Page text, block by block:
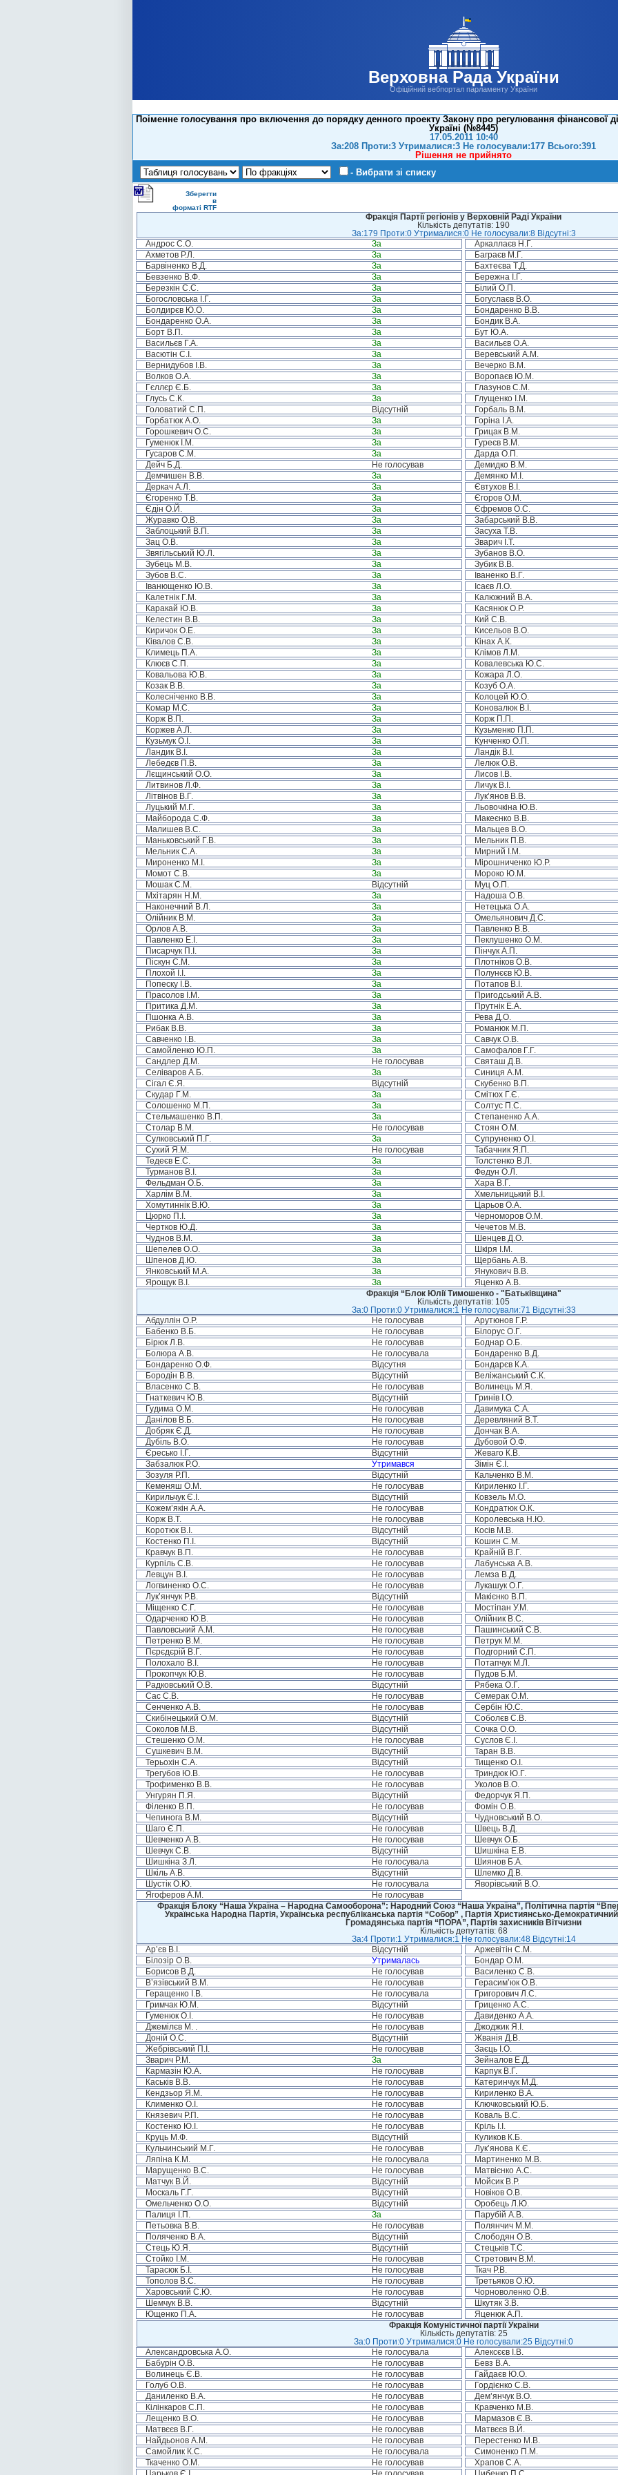
Верховна Рада України
Офіційний вебпортал парламенту України
Поіменне голосування про включення до порядку денного проекту Закону про регулювання фінансової
Україні (№8445)
17.05.2011 10:40
За:208 Проти:3 Утрималися:3 Не голосували:177 Всього:391
Рішення не прийнято
- Вибрати зі списку
Зберегти
в
форматі RTF
Фракція Партії регіонів у Верховній Раді України
Кількість депутатів: 190
За:179 Проти:0 Утрималися:0 Не голосували:8 Відсутні:3
Андрос С.О.
За Аркаллаєв Н.Г.
Ахметов Р.Л.
За Баграєв М.Г.
Барвіненко В.Д.
За Бахтеєва Т.Д.
Бевзенко В.Ф.
За Бережна І.Г.
Березкін С.С.
За Білий О.П.
Богословська І.Г.
За Богуслаєв В.О.
Болдирєв Ю.О.
За Бондаренко В.В.
Бондаренко О.А.
За Бондик В.А.
Борт В.П.
За Бут Ю.А.
Васильєв Г.А.
За Васильєв О.А.
Васютін С.І.
За Веревський А.М.
Вернидубов І.В.
За Вечерко В.М.
Волков О.А.
За Воропаєв Ю.М.
Гєллєр Є.Б.
За Глазунов С.М.
Глусь С.К.
За Глущенко І.М.
Головатий С.П.
Відсутній Горбаль В.М.
Горбатюк А.О.
За Горіна І.А.
Горошкевич О.С.
За Грицак В.М.
Гуменюк І.М.
За Гуреєв В.М.
Гусаров С.М.
За Дарда О.П.
Дейч Б.Д.
Не голосував Демидко В.М.
Демчишен В.В.
За Демянко М.І.
Деркач А.Л.
За Євтухов В.І.
Єгоренко Т.В.
За Єгоров О.М.
Єдін О.Й.
За Єфремов О.С.
Журавко О.В.
За Забарський В.В.
Заблоцький В.П.
За Засуха Т.В.
Зац О.В.
За Зварич І.Т.
Звягільський Ю.Л.
За Зубанов В.О.
Зубець М.В.
За Зубик В.В.
Зубов В.С.
За Іваненко В.Г.
Іванющенко Ю.В.
За Ісаєв Л.О.
Калетнік Г.М.
За Калюжний В.А.
Каракай Ю.В.
За Касянюк О.Р.
Келестин В.В.
За Кий С.В.
Киричок О.Е.
За Кисельов В.О.
Ківалов С.В.
За Кінах А.К.
Климець П.А.
За Клімов Л.М.
Клюєв С.П.
За Ковалевська Ю.С.
Ковальова Ю.В.
За Кожара Л.О.
Козак В.В.
За Козуб О.А.
Колесніченко В.В.
За Колоцей Ю.О.
Комар М.С.
За Коновалюк В.І.
Корж В.П.
За Корж П.П.
Коржев А.Л.
За Кузьменко П.П.
Кузьмук О.І.
За Кунченко О.П.
Ландик В.І.
За Ландік В.І.
Лебедєв П.В.
За Лелюк О.В.
Лєщинський О.О.
За Лисов І.В.
Литвинов Л.Ф.
За Личук В.І.
Літвінов В.Г.
За Лук’янов В.В.
Луцький М.Г.
За Льовочкіна Ю.В.
Майборода С.Ф.
За Макеєнко В.В.
Малишев В.С.
За Мальцев В.О.
Маньковський Г.В.
За Мельник П.В.
Мельник С.А.
За Мирний І.М.
Мироненко М.І.
За Мірошниченко Ю.Р.
Момот С.В.
За Мороко Ю.М.
Мошак С.М.
Відсутній Муц О.П.
Мхітарян Н.М.
За Надоша О.В.
Наконечний В.Л.
За Нетецька О.А.
Олійник В.М.
За Омельянович Д.С.
Орлов А.В.
За Павленко В.В.
Павленко Е.І.
За Пеклушенко О.М.
Писарчук П.І.
За Пінчук А.П.
Піскун С.М.
За Плотніков О.В.
Плохой І.І.
За Полунєєв Ю.В.
Попеску І.В.
За Потапов В.І.
Прасолов І.М.
За Пригодський А.В.
Притика Д.М.
За Прутнік Е.А.
Пшонка А.В.
За Рева Д.О.
Рибак В.В.
За Романюк М.П.
Савченко І.В.
За Савчук О.В.
Самойленко Ю.П.
За Самофалов Г.Г.
Сандлер Д.М.
Не голосував Святаш Д.В.
Селіваров А.Б.
За Синиця А.М.
Сігал Є.Я.
Відсутній Скубенко В.П.
Скудар Г.М.
За Смітюх Г.Є.
Солошенко М.П.
За Солтус П.С.
Стельмашенко В.П.
За Степаненко А.А.
Столар В.М.
Не голосував Стоян О.М.
Сулковський П.Г.
За Супруненко О.І.
Сухий Я.М.
Не голосував Табачник Я.П.
Тедеєв Е.С.
За Толстенко В.Л.
Турманов В.І.
За Федун О.Л.
Фельдман О.Б.
За Хара В.Г.
Харлім В.М.
За Хмельницький В.І.
Хомутиннік В.Ю.
За Царьов О.А.
Цюрко П.І.
За Черноморов О.М.
Чертков Ю.Д.
За Чечетов М.В.
Чуднов В.М.
За Шенцев Д.О.
Шепелев О.О.
За Шкіря І.М.
Шпенов Д.Ю.
За Щербань А.В.
Янковський М.А.
За Янукович В.В.
Ярощук В.І.
За Яценко А.В.
Фракція “Блок Юлії Тимошенко - "Батьківщина"
Кількість депутатів: 105
За:0 Проти:0 Утрималися:1 Не голосували:71 Відсутні:33
Абдуллін О.Р.
Не голосував Арутюнов Г.Р.
Бабенко В.Б.
Не голосував Білорус О.Г.
Бірюк Л.В.
Не голосував Боднар О.Б.
Болюра А.В.
Не голосувала Бондаренко В.Д.
Бондаренко О.Ф.
Відсутня Бондарєв К.А.
Бородін В.В.
Відсутній Веліжанський С.К.
Власенко С.В.
Не голосував Волинець М.Я.
Гнаткевич Ю.В.
Відсутній Гринів І.О.
Гудима О.М.
Не голосував Давимука С.А.
Данілов В.Б.
Не голосував Деревляний В.Т.
Добряк Є.Д.
Не голосував Дончак В.А.
Дубіль В.О.
Не голосував Дубовой О.Ф.
Єресько І.Г.
Відсутній Жеваго К.В.
Забзалюк Р.О.
Утримався Зімін Є.І.
Зозуля Р.П.
Відсутній Кальченко В.М.
Кеменяш О.М.
Не голосував Кириленко І.Г.
Кирильчук Є.І.
Відсутній Ковзель М.О.
Кожем’якін А.А.
Не голосував Кондратюк О.К.
Корж В.Т.
Не голосував Королевська Н.Ю.
Коротюк В.І.
Відсутній Косів М.В.
Костенко П.І.
Відсутній Кошин С.М.
Кравчук В.П.
Не голосував Крайній В.Г.
Курпіль С.В.
Не голосував Лабунська А.В.
Левцун В.І.
Не голосував Лемза В.Д.
Логвиненко О.С.
Не голосував Лукашук О.Г.
Лук’янчук Р.В.
Відсутній Макієнко В.П.
Міщенко С.Г.
Не голосував Мостіпан У.М.
Одарченко Ю.В.
Не голосував Олійник В.С.
Павловський А.М.
Не голосував Пашинський С.В.
Петренко В.М.
Не голосував Петрук М.М.
Пєрєдєрій В.Г.
Не голосував Подгорний С.П.
Полохало В.І.
Не голосував Потапчук М.Л.
Прокопчук Ю.В.
Не голосував Пудов Б.М.
Радковський О.В.
Відсутній Рябека О.Г.
Сас С.В.
Не голосував Семерак О.М.
Сенченко А.В.
Не голосував Сербін Ю.С.
Скибінецький О.М.
Відсутній Соболєв С.В.
Соколов М.В.
Відсутній Сочка О.О.
Стешенко О.М.
Не голосував Суслов Є.І.
Сушкевич В.М.
Відсутній Таран В.В.
Терьохін С.А.
Відсутній Тищенко О.І.
Трегубов Ю.В.
Не голосував Триндюк Ю.Г.
Трофименко В.В.
Не голосував Уколов В.О.
Унгурян П.Я.
Відсутній Федорчук Я.П.
Філенко В.П.
Не голосував Фомін О.В.
Чепинога В.М.
Відсутній Чудновський В.О.
Шаго Є.П.
Не голосував Швець В.Д.
Шевченко А.В.
Не голосував Шевчук О.Б.
Шевчук С.В.
Відсутній Шишкіна Е.В.
Шишкіна З.Л.
Не голосувала Шиянов Б.А.
Шкіль А.В.
Відсутній Шлемко Д.В.
Шустік О.Ю.
Не голосувала Яворівський В.О.
Ягоферов А.М.
Не голосував
Фракція Блоку “Наша Україна – Народна Самооборона”: Народний Союз “Наша Україна”, Політична партія
Українська Народна Партія, Українська республіканська партія “Собор” , Партія Християнсько-
Громадянська партія “ПОРА”, Партія захисників Вітчизни
Кількість депутатів: 68
За:4 Проти:1 Утрималися:1 Не голосували:48 Відсутні:14
Ар’єв В.І.
Відсутній Аржевітін С.М.
Білозір О.В.
Утрималась Бондар О.М.
Борисов В.Д.
Не голосував Василенко С.В.
В’язівський В.М.
Не голосував Герасим’юк О.В.
Геращенко І.В.
Не голосувала Григорович Л.С.
Гримчак Ю.М.
Відсутній Гриценко А.С.
Гуменюк О.І.
Не голосував Давиденко А.А.
Джемілєв М. .
Не голосував Джоджик Я.І.
Доній О.С.
Відсутній Жванія Д.В.
Жебрівський П.І.
Не голосував Заєць І.О.
Зварич Р.М.
За Зейналов Е.Д.
Кармазін Ю.А.
Не голосував Карпук В.Г.
Каськів В.В.
Не голосував Катеринчук М.Д.
Кендзьор Я.М.
Не голосував Кириленко В.А.
Клименко О.І.
Не голосував Ключковський Ю.Б.
Князевич Р.П.
Не голосував Коваль В.С.
Костенко Ю.І.
Не голосував Кріль І.І.
Круць М.Ф.
Відсутній Куликов К.Б.
Кульчинський М.Г.
Не голосував Лук’янова К.Є.
Ляпіна К.М.
Не голосувала Мартиненко М.В.
Марущенко В.С.
Не голосував Матвієнко А.С.
Матчук В.Й.
Відсутній Мойсик В.Р.
Москаль Г.Г.
Відсутній Новіков О.В.
Омельченко О.О.
Відсутній Оробець Л.Ю.
Палиця І.П.
За Парубій А.В.
Петьовка В.В.
Не голосував Полянчич М.М.
Поляченко В.А.
Відсутній Слободян О.В.
Стець Ю.Я.
Відсутній Стецьків Т.С.
Стойко І.М.
Не голосував Стретович В.М.
Тарасюк Б.І.
Не голосував Ткач Р.В.
Тополов В.С.
Не голосував Третьяков О.Ю.
Харовський С.Ю.
Не голосував Чорноволенко О.В.
Шемчук В.В.
Відсутній Шкутяк З.В.
Ющенко П.А.
Не голосував Яценюк А.П.
Фракція Комуністичної партії України
Кількість депутатів: 25
За:0 Проти:0 Утрималися:0 Не голосували:25 Відсутні:0
Александровська А.О.
Не голосувала Алексєєв І.В.
Бабурін О.В.
Не голосував Бевз В.А.
Волинець Є.В.
Не голосував Гайдаєв Ю.О.
Голуб О.В.
Не голосував Гордієнко С.В.
Даниленко В.А.
Не голосував Дем’янчук В.О.
Кілінкаров С.П.
Не голосував Кравченко М.В.
Лещенко В.О.
Не голосував Мармазов Є.В.
Матвєєв В.Г.
Не голосував Матвєєв В.Й.
Найдьонов А.М.
Не голосував Перестенко М.В.
Самойлик К.С.
Не голосувала Симоненко П.М.
Ткаченко О.М.
Не голосував Храпов С.А.